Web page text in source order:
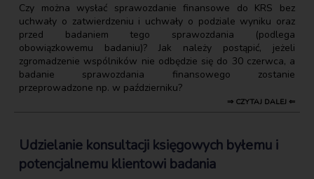
Czy można wysłać sprawozdanie finansowe do KRS bez
uchwały o zatwierdzeniu i uchwały o podziale wyniku oraz
przed badaniem tego sprawozdania (podlega
obowiązkowemu badaniu)? Jak należy postąpić, jeżeli
zgromadzenie wspólników nie odbędzie się do 30 czerwca, a
badanie sprawozdania finansowego zostanie
przeprowadzone np. w październiku?
⇒ CZYTAJ DALEJ ⇐
Udzielanie konsultacji księgowych byłemu i
potencjalnemu klientowi badania